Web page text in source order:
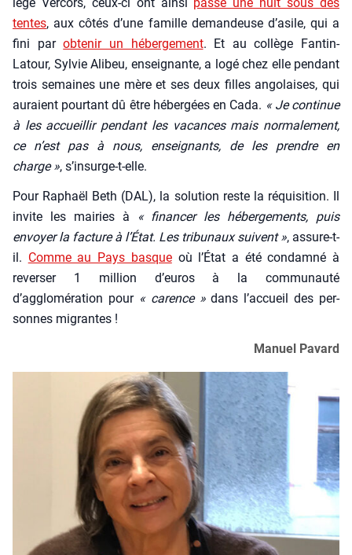
tentes, aux côtés d’une famille deman­deuse d’asile, qui a
fini parobte­nir un héber­ge­ment. Et au col­lège Fan­tin-
Latour, Syl­vie Ali­beu, ensei­gnante, a logé chez elle pen­dant
trois semaines une mère et ses deux filles ango­laises, qui
auraient pour­tant dû être héber­gées en Cada. « Je conti­nue
à les accueillir pen­dant les vacances mais nor­ma­le­ment,
ce n’est pas à nous, ensei­gnants, de les prendre en
charge », s’insurge-t-elle.
Pour Raphaël Beth (DAL), la solu­tion reste la réqui­si­tion. Il
invite les mai­ries à
« finan­cer les héber­ge­ments, puis
envoyer la fac­ture à l’État. Les tri­bu­naux suivent », assure-t-
il. Comme au Pays basqueoù l’État a été condam­né à
rever­ser 1 mil­lion d’euros à la com­mu­nau­té
d’agglomération pour « carence »dans l’accueil des per­
sonnes migrantes !
Manuel Pavard